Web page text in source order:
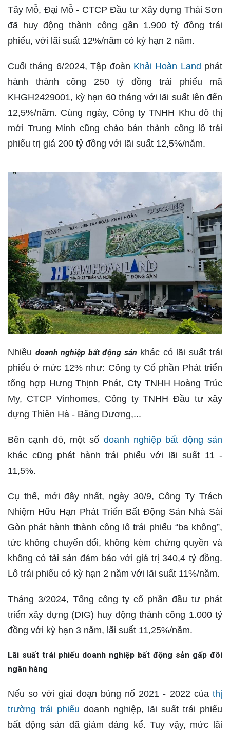
Tây Mỗ, Đại Mỗ - CTCP Đầu tư Xây dựng Thái Sơn
đã huy động thành công gần 1.900 tỷ đồng trái
phiếu, với lãi suất 12%/năm có kỳ hạn 2 năm.
Cuối tháng 6/2024, Tập đoàn Khải Hoàn Land phát
hành thành công 250 tỷ đồng trái phiếu mã
KHGH2429001, kỳ hạn 60 tháng với lãi suất lên đến
12,5%/năm. Cùng ngày, Công ty TNHH Khu đô thị
mới Trung Minh cũng chào bán thành công lô trái
phiếu trị giá 200 tỷ đồng với lãi suất 12,5%/năm.
Nhiều doanh nghiệp bất động sản khác có lãi suất trái
phiếu ở mức 12% như: Công ty Cổ phần Phát triển
tổng hợp Hưng Thịnh Phát, Cty TNHH Hoàng Trúc
My, CTCP Vinhomes, Công ty TNHH Đầu tư xây
dựng Thiên Hà - Băng Dương,...
Bên cạnh đó, một số doanh nghiệp bất động sản
khác cũng phát hành trái phiếu với lãi suất 11 -
11,5%.
Cụ thể, mới đây nhất, ngày 30/9, Công Ty Trách
Nhiệm Hữu Hạn Phát Triển Bất Động Sản Nhà Sài
Gòn phát hành thành công lô trái phiếu “ba không”,
tức không chuyển đổi, không kèm chứng quyền và
không có tài sản đảm bảo với giá trị 340,4 tỷ đồng.
Lô trái phiếu có kỳ hạn 2 năm với lãi suất 11%/năm.
Tháng 3/2024, Tổng công ty cổ phần đầu tư phát
triển xây dựng (DIG) huy động thành công 1.000 tỷ
đồng với kỳ hạn 3 năm, lãi suất 11,25%/năm.
Lãi suất trái phiếu doanh nghiệp bất động sản gấp đôi
ngân hàng
Nếu so với giai đoạn bùng nổ 2021 - 2022 của thị
trường trái phiếu doanh nghiệp, lãi suất trái phiếu
bất động sản đã giảm đáng kể. Tuy vậy, mức lãi